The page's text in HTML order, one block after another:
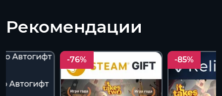
Рекомендации
Автогифт
-76% -85%